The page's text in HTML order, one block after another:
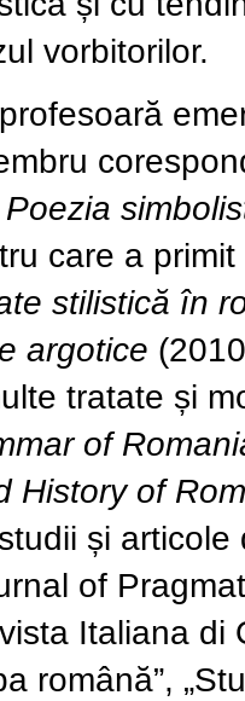
vorbitorilor.
Poezia
care a primit
stilistică în
argotice
tratate și
of
History of
și
of
Italiana
română”,